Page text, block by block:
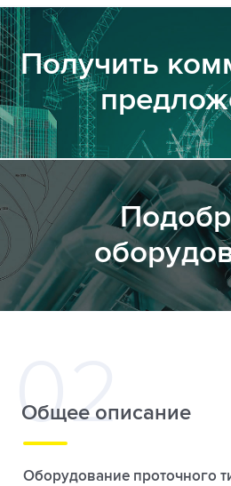
Получить
Общее описание
Оборудование проточного